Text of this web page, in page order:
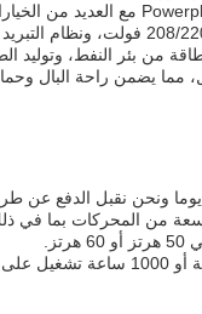
من بئر النفط،
من المحركات بما في ذلك
الخاصة.